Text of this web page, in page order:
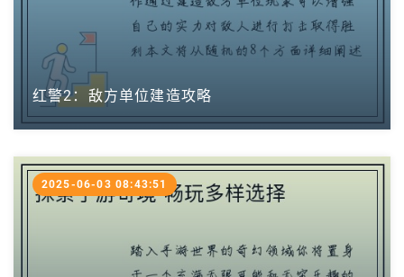
红警2：敌方单位建造攻略
2025-06-03 08:43:51